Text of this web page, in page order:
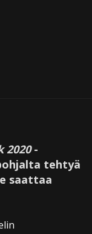
2020-
tehtyä
saattaa